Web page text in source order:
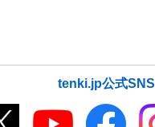
tenki.jp公式SNS